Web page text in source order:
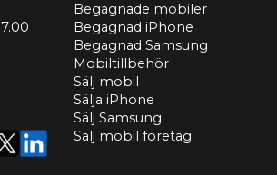
Begagnade mobiler
Begagnad iPhone
Begagnad Samsung
Mobiltillbehör
Sälj mobil
Sälja iPhone
Sälj Samsung
Sälj mobil företag